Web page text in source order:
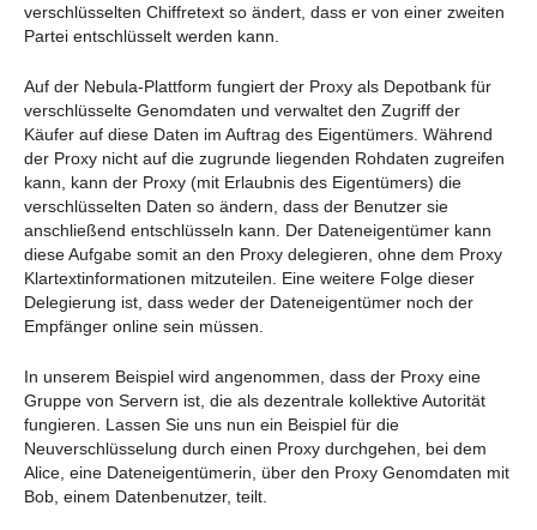
verschlüsselten Chiffretext so ändert, dass er von einer zweiten
Partei entschlüsselt werden kann.
Auf der Nebula-Plattform fungiert der Proxy als Depotbank für
verschlüsselte Genomdaten und verwaltet den Zugriff der
Käufer auf diese Daten im Auftrag des Eigentümers. Während
der Proxy nicht auf die zugrunde liegenden Rohdaten zugreifen
kann, kann der Proxy (mit Erlaubnis des Eigentümers) die
verschlüsselten Daten so ändern, dass der Benutzer sie
anschließend entschlüsseln kann. Der Dateneigentümer kann
diese Aufgabe somit an den Proxy delegieren, ohne dem Proxy
Klartextinformationen mitzuteilen. Eine weitere Folge dieser
Delegierung ist, dass weder der Dateneigentümer noch der
Empfänger online sein müssen.
In unserem Beispiel wird angenommen, dass der Proxy eine
Gruppe von Servern ist, die als dezentrale kollektive Autorität
fungieren. Lassen Sie uns nun ein Beispiel für die
Neuverschlüsselung durch einen Proxy durchgehen, bei dem
Alice, eine Dateneigentümerin, über den Proxy Genomdaten mit
Bob, einem Datenbenutzer, teilt.